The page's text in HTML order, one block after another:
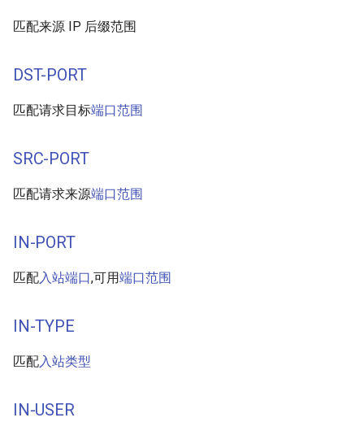
匹配来源 IP 后缀范围
DST-PORT
匹配请求目标端口范围
SRC-PORT
匹配请求来源端口范围
IN-PORT
匹配入站端口,可用端口范围
IN-TYPE
匹配入站类型
IN-USER